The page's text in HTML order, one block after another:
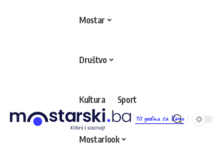
10 godina sa Vama
Mostar
Društvo
Kultura Sport
Mostarlook